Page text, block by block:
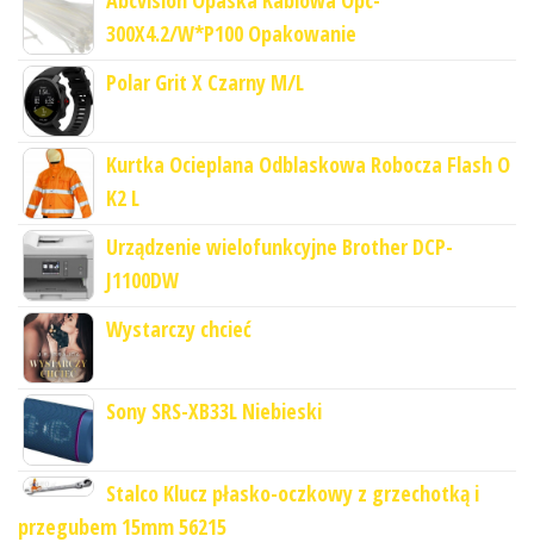
300X4.2/W*P100 Opakowanie
Polar Grit X Czarny M/L
Kurtka Ocieplana Odblaskowa Robocza Flash O
K2 L
Urządzenie wielofunkcyjne Brother DCP-
J1100DW
Wystarczy chcieć
Sony SRS-XB33L Niebieski
Stalco Klucz płasko-oczkowy z grzechotką i
przegubem 15mm 56215